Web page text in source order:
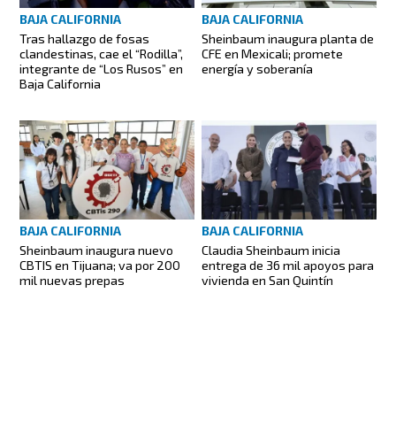
BAJA CALIFORNIA
Tras hallazgo de fosas
clandestinas, cae el “Rodilla”,
integrante de “Los Rusos” en
Baja California
BAJA CALIFORNIA
Sheinbaum inaugura planta de
CFE en Mexicali; promete
energía y soberanía
BAJA CALIFORNIA
Sheinbaum inaugura nuevo
CBTIS en Tijuana; va por 200
mil nuevas prepas
BAJA CALIFORNIA
Claudia Sheinbaum inicia
entrega de 36 mil apoyos para
vivienda en San Quintín